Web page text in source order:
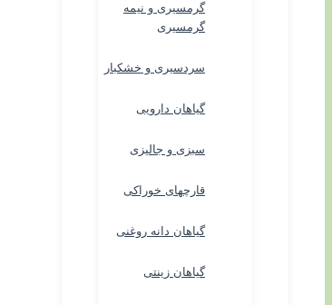
گرمسیری و نیمه
گرمسیری
سردسیری و خشکبار
گیاهان دارویی
سبزی و جالیزی
قارچهای خوراکی
گیاهان دانه روغنی
گیاهان زینتی